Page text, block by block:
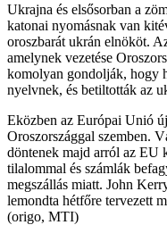
Ukrajna és elsősorban a
katonai nyomásnak van
oroszbarát ukrán elnököt.
amelynek vezetése
komolyan gondolják, hogy
nyelvnek, és betiltották az
Eközben az Európai Unió
Oroszországgal szemben.
döntenek majd arról az EU
tilalommal és számlák
megszállás miatt. John
lemondta hétfőre tervezett
(origo, MTI)